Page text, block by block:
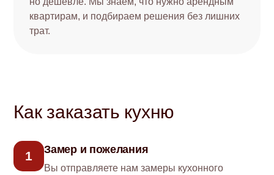
квартирам, и подбираем решения без лишних
трат.
Как заказать кухню
1 Замер и пожелания
Вы отправляете нам замеры кухонного